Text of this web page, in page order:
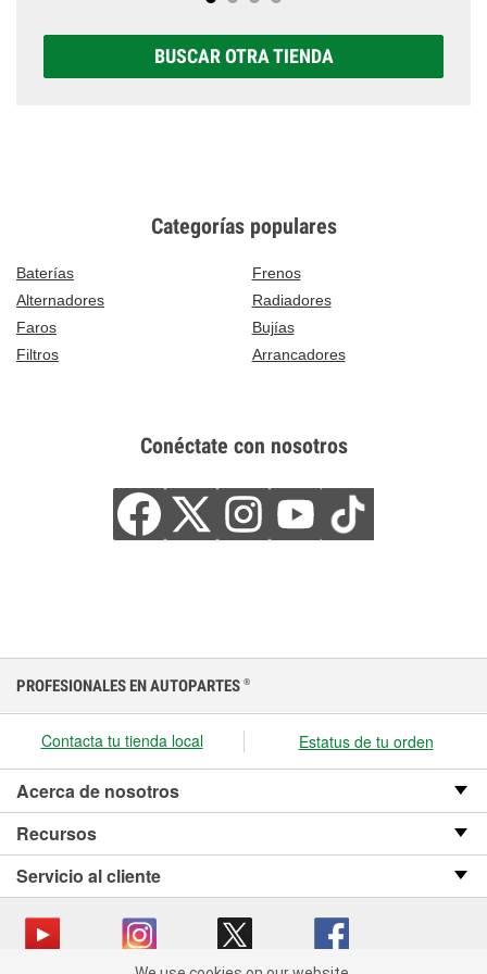
BUSCAR OTRA TIENDA
Categorías populares
Baterías
Frenos
Alternadores
Radiadores
Faros
Bujías
Filtros
Arrancadores
Conéctate con nosotros
PROFESIONALES EN AUTOPARTES ®
Contacta tu tienda local Estatus de tu orden
Acerca de nosotros
Recursos
Servicio al cliente